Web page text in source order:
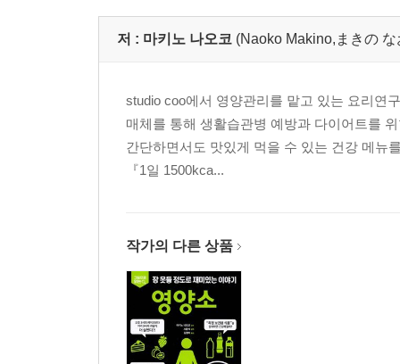
저 : 마키노 나오코 (Naoko Makino,まきの
studio coo에서 영양관리를 맡고 있는 요리연
매체를 통해 생활습관병 예방과 다이어트를
간단하면서도 맛있게 먹을 수 있는 건강 메뉴
『1일 1500kca...
작가의 다른 상품